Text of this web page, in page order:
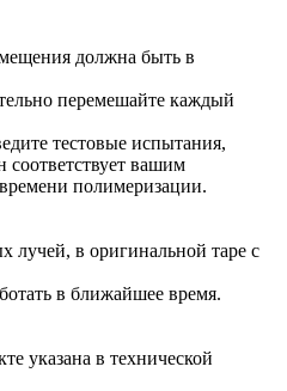
должна быть в
перемешайте каждый
тестовые испытания,
соответствует вашим
полимеризации.
лучей, в оригинальной таре с
в ближайшее время.
указана в технической